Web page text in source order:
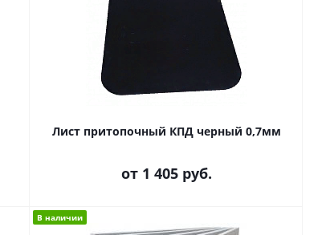
Лист притопочный КПД черный 0,7мм
от 1 405 руб.
В наличии